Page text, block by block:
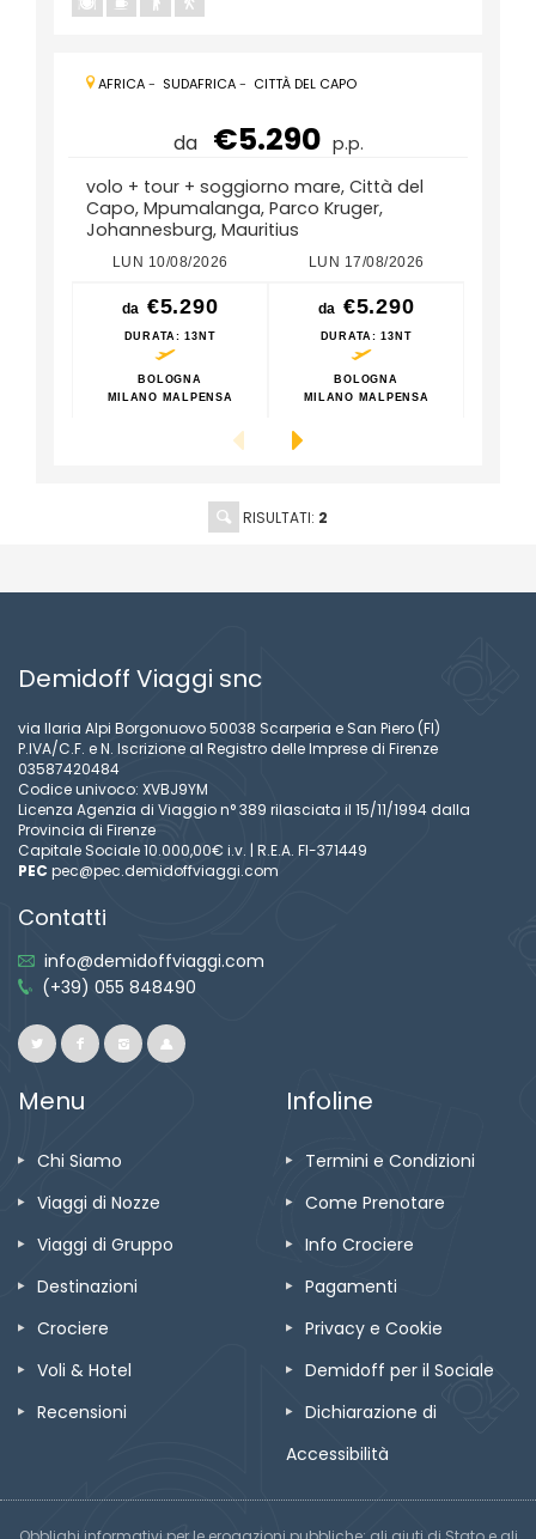
AFRICA- SUDAFRICA- CITTÀ DEL CAPO
da €5.290 p.p.
volo + tour + soggiorno mare, Città del
Capo, Mpumalanga, Parco Kruger,
Johannesburg, Mauritius
LUN 10/08/2026
da €5.290
DURATA: 13NT
BOLOGNA
MILANO MALPENSA
LUN 17/08/2026
da €5.290
DURATA: 13NT
BOLOGNA
MILANO MALPENSA
RISULTATI: 2
Demidoff Viaggi snc
via Ilaria Alpi Borgonuovo 50038 Scarperia e San Piero (FI)
P.IVA/C.F. e N. Iscrizione al Registro delle Imprese di Firenze
03587420484
Codice univoco: XVBJ9YM
Licenza Agenzia di Viaggio n° 389 rilasciata il 15/11/1994 dalla
Provincia di Firenze
Capitale Sociale 10.000,00€ i.v. | R.E.A. FI-371449
PEC pec@pec.demidoffviaggi.com
Contatti
info@demidoffviaggi.com
(+39) 055 848490
Menu
Chi Siamo
Viaggi di Nozze
Viaggi di Gruppo
Destinazioni
Crociere
Voli & Hotel
Recensioni
Infoline
Termini e Condizioni
Come Prenotare
Info Crociere
Pagamenti
Privacy e Cookie
Demidoff per il Sociale
Dichiarazione di
Accessibilità